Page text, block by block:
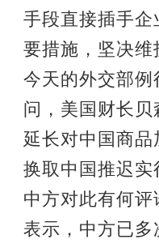
手段直接插手
要措施，坚决维
今天的外交部例
问，美国财长
延长对中国商
换取中国推迟实
中方对此有何评
表示，中方已多